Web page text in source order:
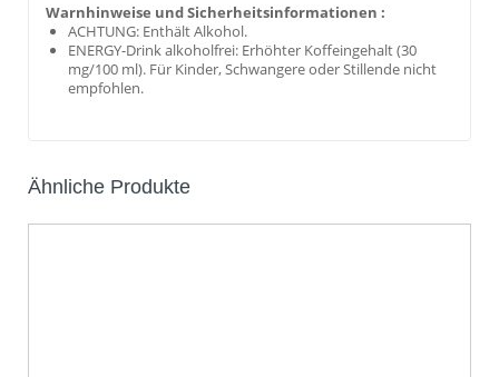
Warnhinweise und Sicherheitsinformationen :
ACHTUNG: Enthält Alkohol.
ENERGY-Drink alkoholfrei: Erhöhter Koffeingehalt (30
mg/100 ml). Für Kinder, Schwangere oder Stillende nicht
empfohlen.
Ähnliche Produkte